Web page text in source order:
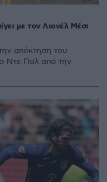
με τον Λιονέλ Μέσι
απόκτηση του
Ντε Πολ από την